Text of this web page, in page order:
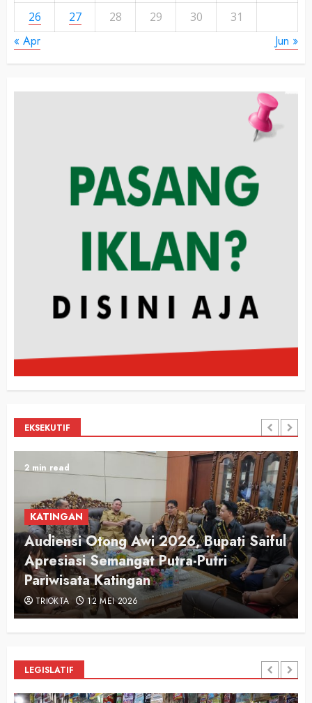
26 27 28 29 30 31
« Apr Jun »
EKSEKUTIF
2 min read
KATINGAN
Audiensi Otong Awi 2026, Bupati Saiful
Apresiasi Semangat Putra-Putri
Pariwisata Katingan
TRIOKTA 12 MEI 2026
LEGISLATIF